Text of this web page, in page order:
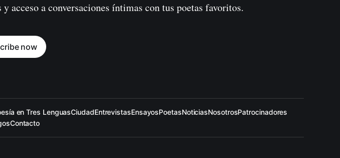
acceso a conversaciones íntimas con tus poetas favoritos.
now
en Tres LenguasCiudadEntrevistasEnsayosPoetasNoticiasNosotrosPatrocinadores
Contacto